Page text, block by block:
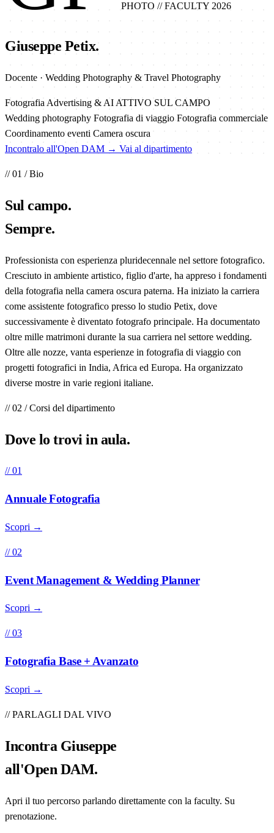
PHOTO // FACULTY 2026
Giuseppe Petix.
Docente · Wedding Photography & Travel Photography
Fotografia Advertising & AI ATTIVO SUL CAMPO
Wedding photography Fotografia di viaggio Fotografia commerciale
Coordinamento eventi Camera oscura
Incontralo all'Open DAM → Vai al dipartimento
// 01 / Bio
Sulcampo.
Sempre.
Professionista con esperienza pluridecennale nel settore fotografico.
Cresciuto in ambiente artistico, figlio d'arte, ha appreso i fondamenti
della fotografia nella camera oscura paterna. Ha iniziato la carriera
come assistente fotografico presso lo studio Petix, dove
successivamente è diventato fotografo principale. Ha documentato
oltre mille matrimoni durante la sua carriera nel settore wedding.
Oltre alle nozze, vanta esperienze in fotografia di viaggio con
progetti fotografici in India, Africa ed Europa. Ha organizzato
diverse mostre in varie regioni italiane.
// 02 / Corsi del dipartimento
Dove lo trovi in aula.
// 01
Annuale Fotografia
Scopri →
// 02
Event Management & Wedding Planner
Scopri →
// 03
Fotografia Base + Avanzato
Scopri →
// PARLAGLI DAL VIVO
Incontra Giuseppe
all'Open DAM.
Apri il tuo percorso parlando direttamente con la faculty. Su
prenotazione.